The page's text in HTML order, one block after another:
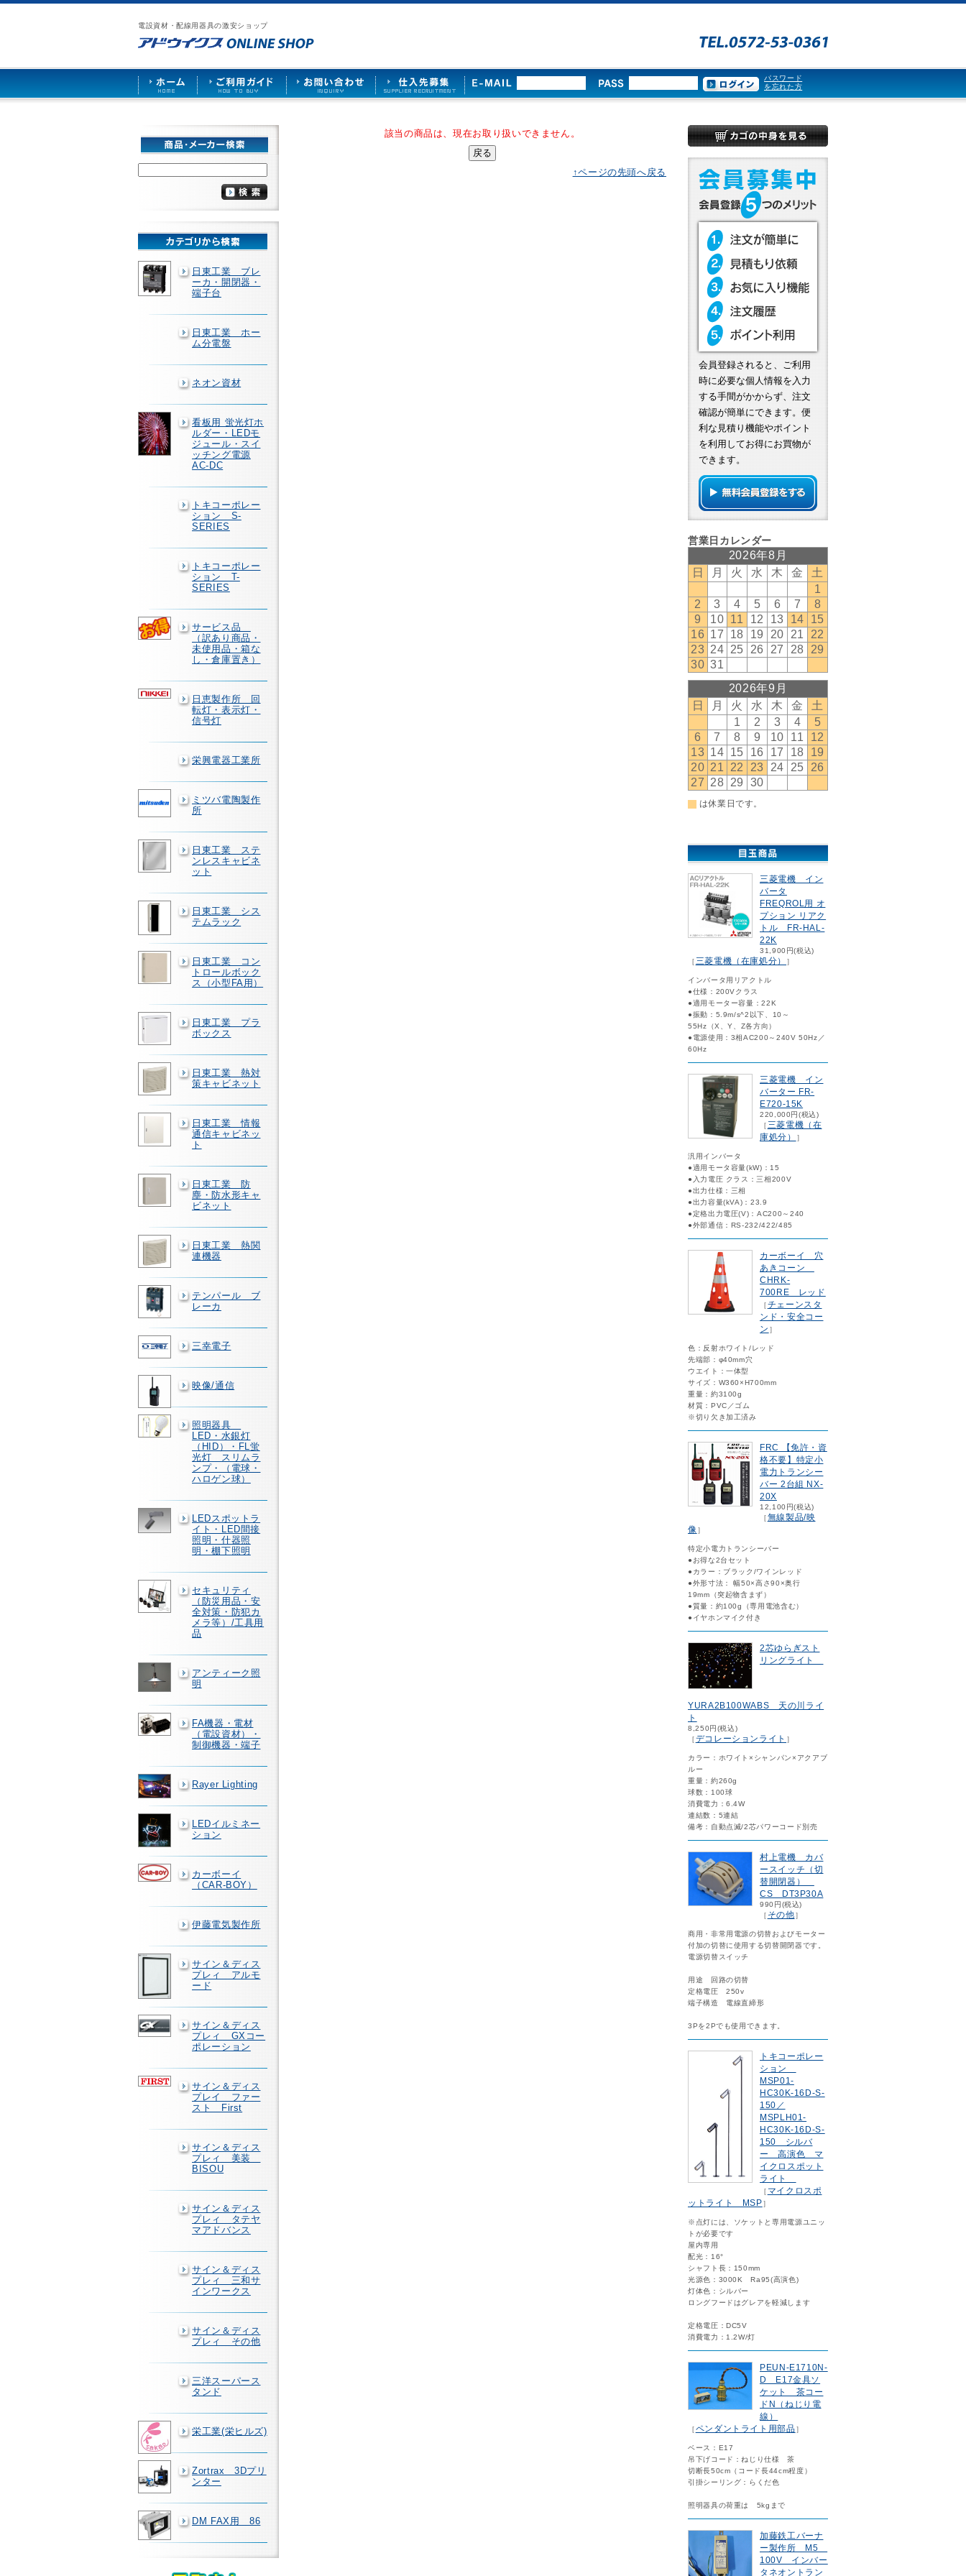
電設資材・配線用器具の激安ショップ
漏
カ
照
ア
ス
ご
ド
お
せ
仕
パスワード
を忘れた方
日東工業 ブレ
ーカ・開閉器・
端子台
日東工業 ホー
ム分電盤
ネオン資材
看板用 蛍光灯ホ
ルダー・LEDモ
ジュール・スイ
ッチング電源
AC-DC
トキコーポレー
ション S-
SERIES
トキコーポレー
ション T-
SERIES
サービス品
（訳あり商品・
未使用品・箱な
し・倉庫置き）
日恵製作所 回
転灯・表示灯・
信号灯
栄興電器工業所
ミツバ電陶製作
所
日東工業 ステ
ンレスキャビネ
ット
日東工業 シス
テムラック
日東工業 コン
トロールボック
ス（小型FA用）
日東工業 プラ
ボックス
日東工業 熱対
策キャビネット
日東工業 情報
通信キャビネッ
ト
日東工業 防
塵・防水形キャ
ビネット
日東工業 熱関
連機器
テンパール ブ
レーカ
三幸電子
映像/通信
照明器具
LED・水銀灯
（HID）・FL蛍
光灯 スリムラ
ンプ・（電球・
ハロゲン球）
LEDスポットラ
イト・LED間接
照明・什器照
明・棚下照明
セキュリティ
（防災用品・安
全対策・防犯カ
メラ等）/工具用
品
アンティーク照
明
FA機器・電材
（電設資材）・
制御機器・端子
Rayer Lighting
LEDイルミネー
ション
カーボーイ
（CAR-BOY）
伊藤電気製作所
サイン＆ディス
プレィ アルモ
ード
サイン＆ディス
プレィ GXコー
ポレーション
サイン＆ディス
プレイ ファー
スト First
サイン＆ディス
プレィ 美装
BISOU
サイン＆ディス
プレィ タテヤ
マアドバンス
サイン＆ディス
プレィ 三和サ
インワークス
サイン＆ディス
プレィ その他
三洋スーパース
タンド
栄工業(栄ヒルズ)
Zortrax 3Dプリ
ンター
DM FAX用 86
該当の商品は、現在お取り扱いできません。
↑ページの先頭へ戻る
会員登録されると、ご利用
時に必要な個人情報を入力
する手間がかからず、注文
確認が簡単にできます。便
利な見積り機能やポイント
を利用してお得にお買物が
できます。
三菱電機 イン
バータ
FREQROL用 オ
プション リアク
トル FR-HAL-
22K
31,900円(税込)
［三菱電機（在庫処分） ］
インバータ用リアクトル
●仕様：200Vクラス
●適用モーター容量：22K
●振動：5.9m/s^2以下、10～
55Hz（X、Y、Z各方向）
●電源使用：3相AC200～240V 50Hz／
60Hz
三菱電機 イン
バーター FR-
E720-15K
220,000円(税込)
［三菱電機（在
庫処分）
］
汎用インバータ
●適用モータ容量(kW)：15
●入力電圧 クラス：三相200V
●出力仕様：三相
●出力容量(kVA)：23.9
●定格出力電圧(V)：AC200～240
●外部通信：RS-232/422/485
カーボーイ 穴
あきコーン
CHRK-
700RE レッド
［チェーンスタ
ンド・安全コー
ン ］
色：反射ホワイト/レッド
先端部：φ40mm穴
ウエイト：一体型
サイズ：W360×H700mm
重量：約3100g
材質：PVC／ゴム
※切り欠き加工済み
FRC 【免許・資
格不要】特定小
電力トランシー
バー 2台組 NX-
20X
12,100円(税込)
［無線製品/映
像］
特定小電力トランシーバー
●お得な2台セット
●カラー：ブラック/ワインレッド
●外形寸法： 幅50×高さ90×奥行
19mm（突起物含まず）
●質量：約100g（専用電池含む）
●イヤホンマイク付き
2芯ゆらぎスト
リングライト
YURA2B100WABS 天の川ライ
ト
8,250円(税込)
［デコレーションライト ］
カラー：ホワイト×シャンパン×アクアブ
ルー
重量：約260g
球数：100球
消費電力：6.4W
連結数：5連結
備考：自動点滅/2芯パワーコード別売
村上電機 カバ
ースイッチ（切
替開閉器）
CS DT3P30A
990円(税込)
［ その他］
商用・非常用電源の切替およびモーター
付加の切替に使用する切替開閉器です。
電源切替スイッチ
用途 回路の切替
定格電圧 250v
端子構造 電線直締形
3Pを2Pでも使用できます。
トキコーポレー
ション
MSP01-
HC30K-16D-S-
150／
MSPLH01-
HC30K-16D-S-
150 シルバ
ー 高演色 マ
イクロスポット
ライト
［ マイクロスポ
ットライト MSP］
※点灯には、ソケットと専用電源ユニッ
トが必要です
屋内専用
配光：16°
シャフト長：150mm
光源色：3000K Ra95(高演色)
灯体色：シルバー
ロングフードはグレアを軽減します
定格電圧：DC5V
消費電力：1.2W/灯
PEUN-E1710N-
D E17金具ソ
ケット 茶コー
ドN（ねじり電
線）
［ペンダントライト用部品］
ベース：E17
吊下げコード：ねじり仕様 茶
切断長50cm（コード長44cm程度）
引掛シーリング：らくだ色
照明器具の荷重は 5kgまで
加藤鉄工バーナ
ー製作所 M5
100V インバー
タネオントラン